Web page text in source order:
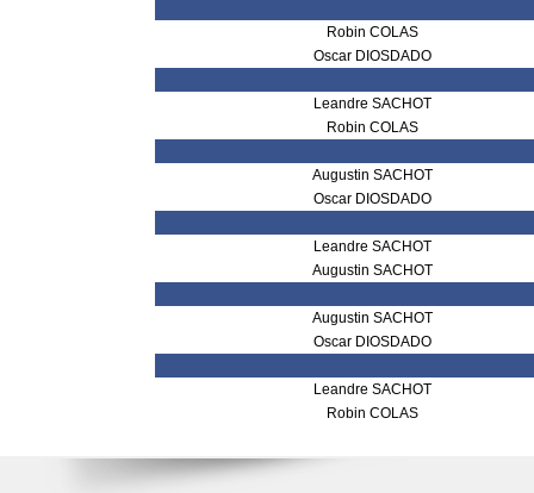
Robin COLAS
Oscar DIOSDADO
Leandre SACHOT
Robin COLAS
Augustin SACHOT
Oscar DIOSDADO
Leandre SACHOT
Augustin SACHOT
Augustin SACHOT
Oscar DIOSDADO
Leandre SACHOT
Robin COLAS